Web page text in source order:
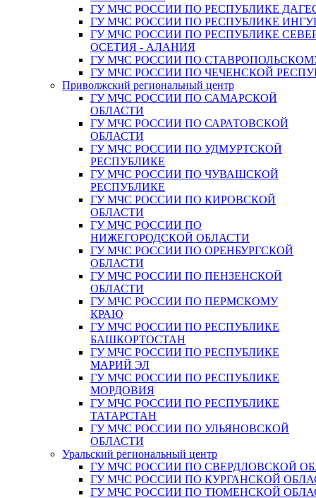
ГУ МЧС РОССИИ ПО РЕСПУБЛИКЕ
ГУ МЧС РОССИИ ПО РЕСПУБЛИКЕ
ГУ МЧС РОССИИ ПО РЕСПУБЛИКЕ
ОСЕТИЯ - АЛАНИЯ
ГУ МЧС РОССИИ ПО
ГУ МЧС РОССИИ ПО ЧЕЧЕНСКОЙ
Приволжский региональный центр
ГУ МЧС РОССИИ ПО САМАРСКОЙ
ОБЛАСТИ
ГУ МЧС РОССИИ ПО САРАТОВСКОЙ
ОБЛАСТИ
ГУ МЧС РОССИИ ПО УДМУРТСКОЙ
РЕСПУБЛИКЕ
ГУ МЧС РОССИИ ПО ЧУВАШСКОЙ
РЕСПУБЛИКЕ
ГУ МЧС РОССИИ ПО КИРОВСКОЙ
ОБЛАСТИ
ГУ МЧС РОССИИ ПО
НИЖЕГОРОДСКОЙ ОБЛАСТИ
ГУ МЧС РОССИИ ПО ОРЕНБУРГСКОЙ
ОБЛАСТИ
ГУ МЧС РОССИИ ПО ПЕНЗЕНСКОЙ
ОБЛАСТИ
ГУ МЧС РОССИИ ПО ПЕРМСКОМУ
КРАЮ
ГУ МЧС РОССИИ ПО РЕСПУБЛИКЕ
БАШКОРТОСТАН
ГУ МЧС РОССИИ ПО РЕСПУБЛИКЕ
МАРИЙ ЭЛ
ГУ МЧС РОССИИ ПО РЕСПУБЛИКЕ
МОРДОВИЯ
ГУ МЧС РОССИИ ПО РЕСПУБЛИКЕ
ТАТАРСТАН
ГУ МЧС РОССИИ ПО УЛЬЯНОВСКОЙ
ОБЛАСТИ
Уральский региональный центр
ГУ МЧС РОССИИ ПО СВЕРДЛОВСКОЙ
ГУ МЧС РОССИИ ПО КУРГАНСКОЙ
ГУ МЧС РОССИИ ПО ТЮМЕНСКОЙ